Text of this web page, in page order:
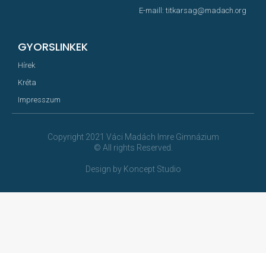
E-maill: titkarsag@madach.org
GYORSLINKEK
Hírek
Kréta
Impresszum
Copyright 2021 Váci Madách Imre Gimnázium
© All rights Reserved.
Design by Koncept Studio